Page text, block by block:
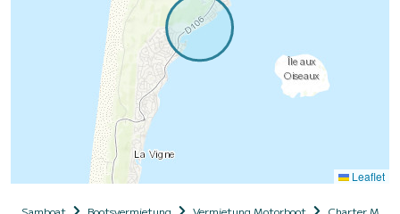
Leaflet
Samboat Bootsvermietung Vermietung Motorboot Charter